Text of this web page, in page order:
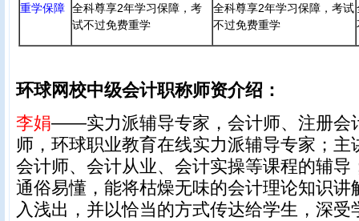
重学保障 全科尊享2年学习保障，考
试不过免费重学
全科尊享2年学习保障，考试
不过免费重学
环球网校中级会计职称师资介绍：
李娟——实力派辅导专家，会计师、注册会
师，环球职业教育在线实力派辅导专家；主
会计师、会计从业、会计实操等课程的辅导
通俗易懂，能将枯燥无味的会计理论知识讲
入浅出，并以恰当的方式传达给学生，深受